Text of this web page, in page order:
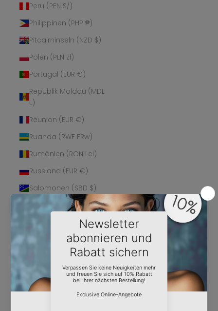
Peru (PEN S/)
Philippinen (PHP ₱)
Pitcairninseln (NZD $)
Polen (PLN zł)
Portugal (EUR €)
Republik Moldau (MDL
L)
Réunion (EUR €)
Ruanda (RWF FRw)
Rumänien (RON Lei)
Russland (EUR €)
Salomonen (SBD $)
Sambia (EUR €)
Samoa (WST T)
San Marino (EUR €)
São Tomé und
Príncipe (STD Db)
Saudi-Arabien (SAR